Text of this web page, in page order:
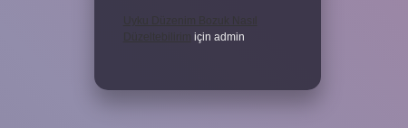
Uyku Düzenim Bozuk Nasıl
Düzeltebilirim
için admin